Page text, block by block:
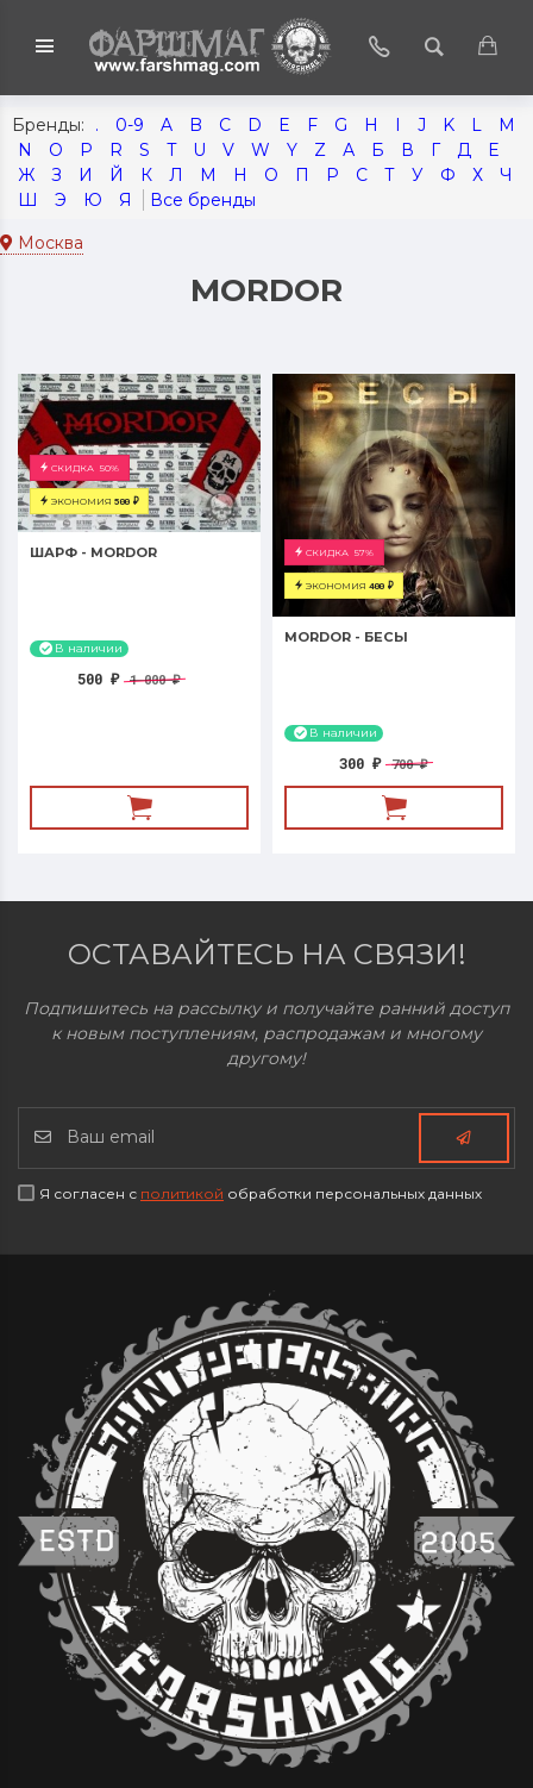
. 0-9 A B C D E F G H I J K L
M
N
O P R S T U V W Y Z А Б В Г Д
Е
Ж
З И Й К Л М Н О П Р С Т У Ф Х
Ч
Ш
Э Ю
Я
Москва
MORDOR
СКИДКА 50%
ЭКОНОМИЯ 500 ₽
ШАРФ - MORDOR
В наличии
500 ₽ 1 000₽
СКИДКА 57%
ЭКОНОМИЯ 400 ₽
MORDOR - БЕСЫ
В наличии
300 ₽ 700₽
ОСТАВАЙТЕСЬ НА СВЯЗИ!
Подпишитесь на рассылку и получайте ранний доступ
к новым поступлениям, распродажам и многому
другому!
Я согласен с политикой обработки персональных данных